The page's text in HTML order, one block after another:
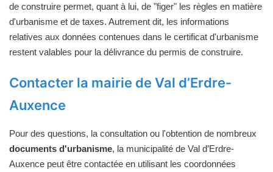
de construire permet, quant à lui, de "figer" les règles en matière
d'urbanisme et de taxes. Autrement dit, les informations
relatives aux données contenues dans le certificat d'urbanisme
restent valables pour la délivrance du permis de construire.
Contacter la mairie de Val d’Erdre-
Auxence
Pour des questions, la consultation ou l'obtention de nombreux
documents d'urbanisme, la municipalité de Val d’Erdre-
Auxence peut être contactée en utilisant les coordonnées